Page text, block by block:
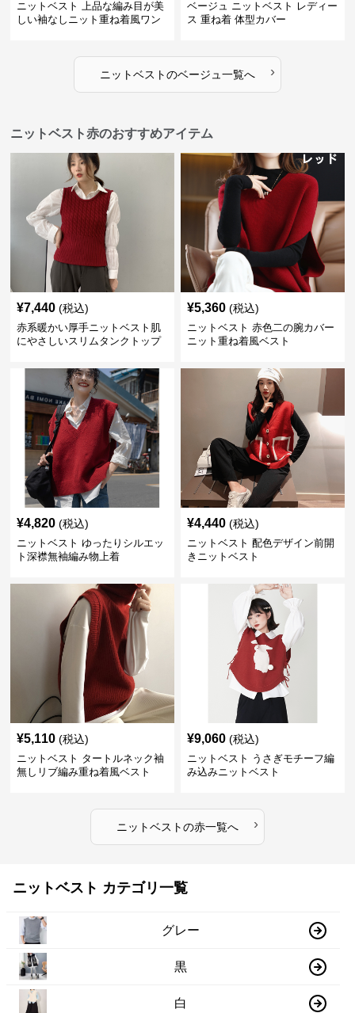
ニットベスト 上品な編み目が美
しい袖なしニット重ね着風ワン
ベージュ ニットベスト レディー
ス 重ね着 体型カバー
ニットベストのベージュ 一覧へ ›
ニットベスト赤のおすすめアイテム
¥7,440 (税込)
赤系暖かい厚手ニットベスト肌
にやさしいスリムタンクトップ
¥5,360 (税込)
ニットベスト 赤色二の腕カバー
ニット重ね着風ベスト
¥4,820 (税込)
ニットベスト ゆったりシルエッ
ト深襟無袖編み物上着
¥4,440 (税込)
ニットベスト 配色デザイン前開
きニットベスト
¥5,110 (税込)
ニットベスト タートルネック袖
無しリブ編み重ね着風ベスト
¥9,060 (税込)
ニットベスト うさぎモチーフ編
み込みニットベスト
ニットベストの赤一覧へ ›
ニットベスト カテゴリ一覧
グレー
黒
白